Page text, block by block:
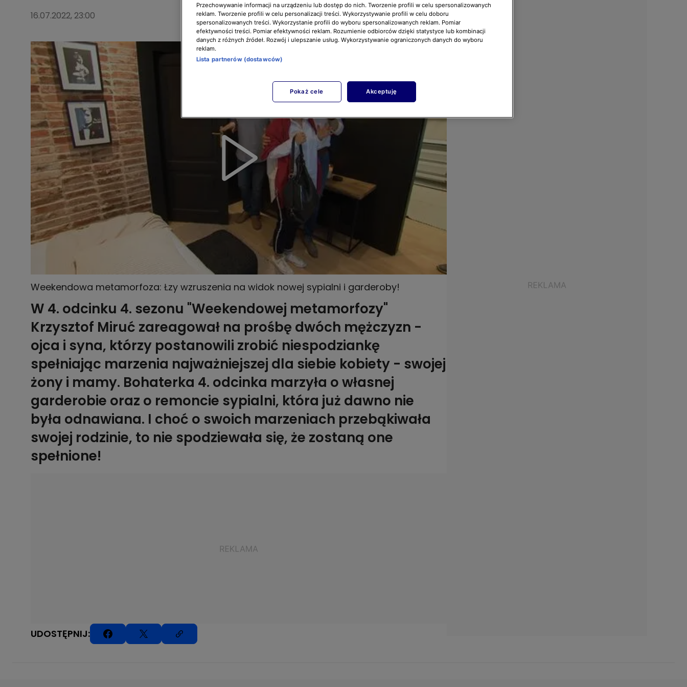
16.07.2022, 23:00
Weekendowa metamorfoza: Łzy wzruszenia na widok nowej sypialni i garderoby!
W 4. odcinku 4. sezonu "Weekendowej metamorfozy"
Krzysztof Miruć zareagował na prośbę dwóch mężczyzn -
ojca i syna, którzy postanowili zrobić niespodziankę
spełniając marzenia najważniejszej dla siebie kobiety - swojej
żony i mamy. Bohaterka 4. odcinka marzyła o własnej
garderobie oraz o remoncie sypialni, która już dawno nie
była odnawiana. I choć o swoich marzeniach przebąkiwała
swojej rodzinie, to nie spodziewała się, że zostaną one
spełnione!
UDOSTĘPNIJ:
Przechowywanie informacji na urządzeniu lub dostęp do nich. Tworzenie profili w celu spersonalizowanych
reklam. Tworzenie profili w celu personalizacji treści. Wykorzystywanie profili w celu doboru
spersonalizowanych treści. Wykorzystanie profili do wyboru spersonalizowanych reklam. Pomiar
efektywności treści. Pomiar efektywności reklam. Rozumienie odbiorców dzięki statystyce lub kombinacji
danych z różnych źródeł. Rozwój i ulepszanie usług. Wykorzystywanie ograniczonych danych do wyboru
reklam.
Lista partnerów (dostawców)
Pokaż cele Akceptuję